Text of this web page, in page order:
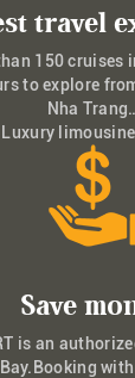
travel
150 cruises
to explore
Nha
Save
is an